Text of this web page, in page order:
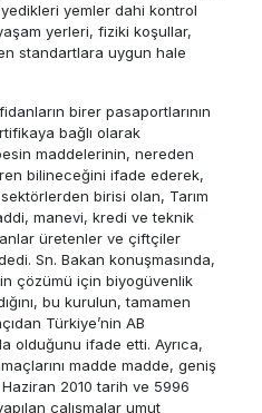
yemler dahi kontrol
yerleri, fiziki koşullar,
standartlara uygun hale
birer pasaportlarının
bağlı olarak
maddelerinin, nereden
bilineceğini ifade ederek,
birisi olan, Tarım
manevi, kredi ve teknik
üretenler ve çiftçiler
Sn. Bakan konuşmasında,
çözümü için biyogüvenlik
bu kurulun, tamamen
Türkiye’nin AB
olduğunu ifade etti. Ayrıca,
madde madde, geniş
Haziran 2010 tarih ve 5996
çalışmalar umut